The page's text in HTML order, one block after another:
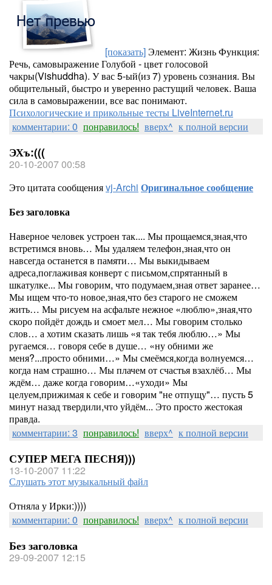
[показать]Элемент: Жизнь Функция:
Речь, самовыражение Голубой - цвет голосовой
чакры(Vishuddha). У вас 5-ый(из 7) уровень сознания. Вы
общительный, быстро и уверенно растущий человек. Ваша
сила в самовыражении, все вас понимают.
Психологические и прикольные тесты LiveInternet.ru
комментарии: 0 понравилось! вверх^ к полной версии
ЭХъ:(((
20-10-2007 00:58
Это цитата сообщенияvj-Archi Оригинальное сообщение
Без заголовка
Наверное человек устроен так.... Мы прощаемся,зная,что
встретимся вновь… Мы удаляем телефон,зная,что он
навсегда останется в памяти… Мы выкидываем
адреса,поглаживая конверт с письмом,спрятанный в
шкатулке... Мы говорим, что подумаем,зная ответ заранее…
Мы ищем что-то новое,зная,что без старого не сможем
жить… Мы рисуем на асфальте нежное «люблю»,зная,что
скоро пойдёт дождь и смоет мел… Мы говорим столько
слов… а хотим сказать лишь «я так тебя люблю…» Мы
ругаемся… говоря себе в душе… «ну обними же
меня?...просто обними…» Мы смеёмся,когда волнуемся…
когда нам страшно… Мы плачем от счастья взахлёб… Мы
ждём… даже когда говорим…«уходи» Мы
целуем,прижимая к себе и говорим "не отпущу"… пусть 5
минут назад твердили,что уйдём... Это просто жестокая
правда.
комментарии: 3 понравилось! вверх^ к полной версии
СУПЕР МЕГА ПЕСНЯ)))
13-10-2007 11:22
Слушать этот музыкальный файл
Отняла у Ирки:))))
комментарии: 0 понравилось! вверх^ к полной версии
Без заголовка
29-09-2007 12:15